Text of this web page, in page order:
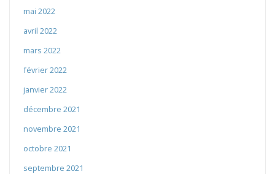
mai 2022
avril 2022
mars 2022
février 2022
janvier 2022
décembre 2021
novembre 2021
octobre 2021
septembre 2021